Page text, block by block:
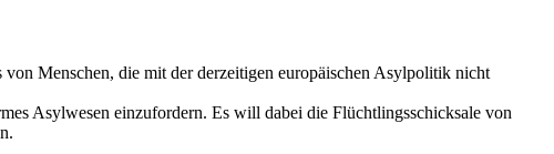
Menschen, die mit der derzeitigen europäischen Asylpolitik nicht
Asylwesen einzufordern. Es will dabei die Flüchtlingsschicksale von